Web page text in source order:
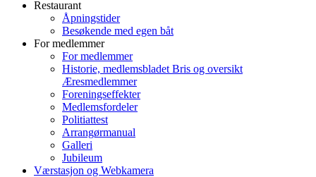
Restaurant
Åpningstider
Besøkende med egen båt
For medlemmer
For medlemmer
Historie, medlemsbladet Bris og oversikt
Æresmedlemmer
Foreningseffekter
Medlemsfordeler
Politiattest
Arrangørmanual
Galleri
Jubileum
Værstasjon og Webkamera